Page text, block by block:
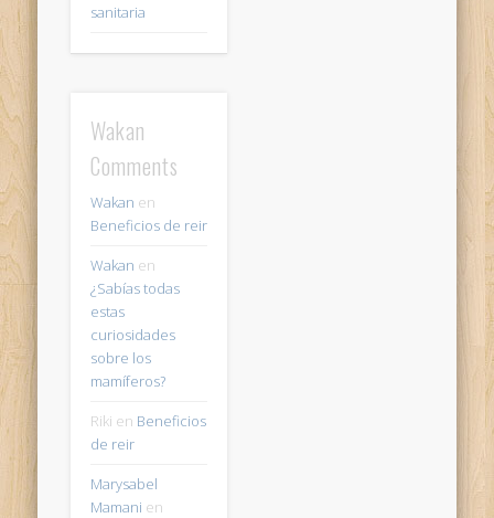
sanitaria
Wakan
Comments
Wakan en
Beneficios de reir
Wakan en
¿Sabías todas
estas
curiosidades
sobre los
mamíferos?
Riki en Beneficios
de reir
Marysabel
Mamani en